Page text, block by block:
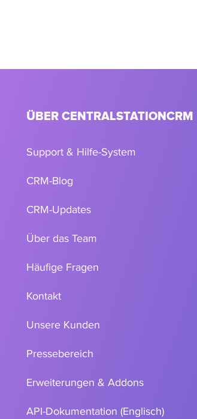
ÜBER CENTRALSTATIONCRM
Support & Hilfe-System
CRM-Blog
CRM-Updates
Über das Team
Häufige Fragen
Kontakt
Unsere Kunden
Pressebereich
Erweiterungen & Addons
API-Dokumentation (Englisch)